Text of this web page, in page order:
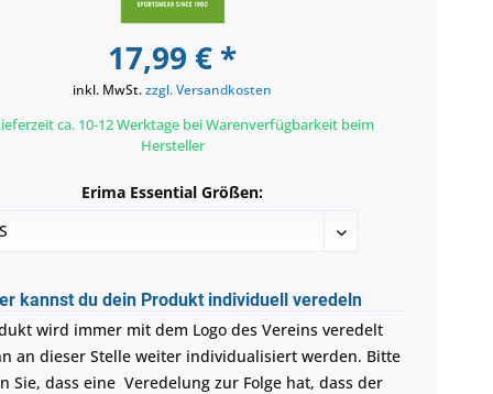
17,99 € *
inkl. MwSt.zzgl. Versandkosten
ca. 10-12 Werktage bei Warenverfügbarkeit beim
Hersteller
Erima Essential Größen:
kannst du dein Produkt individuell veredeln
wird immer mit dem Logo des Vereins veredelt
an dieser Stelle weiter individualisiert werden. Bitte
Sie, dass eine Veredelung zur Folge hat, dass der